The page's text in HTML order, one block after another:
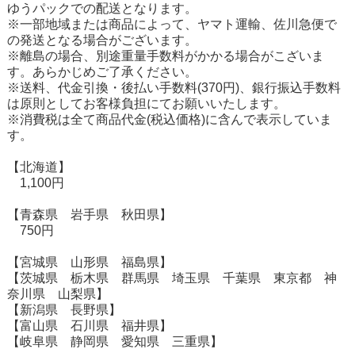
ゆうパックでの配送となります。
※一部地域または商品によって、ヤマト運輸、佐川急便で
の発送となる場合がございます。
※離島の場合、別途重量手数料がかかる場合がこざいま
す。あらかじめご了承ください。
※送料、代金引換・後払い手数料(370円)、銀行振込手数料
は原則としてお客様負担にてお願いいたします。
※消費税は全て商品代金(税込価格)に含んで表示していま
す。
【北海道】
1,100円
【青森県 岩手県 秋田県】
750円
【宮城県 山形県 福島県】
【茨城県 栃木県 群馬県 埼玉県 千葉県 東京都 神
奈川県 山梨県】
【新潟県 長野県】
【富山県 石川県 福井県】
【岐阜県 静岡県 愛知県 三重県】